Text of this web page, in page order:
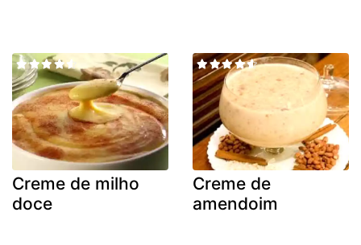
Creme de milho
doce
Creme de
amendoim